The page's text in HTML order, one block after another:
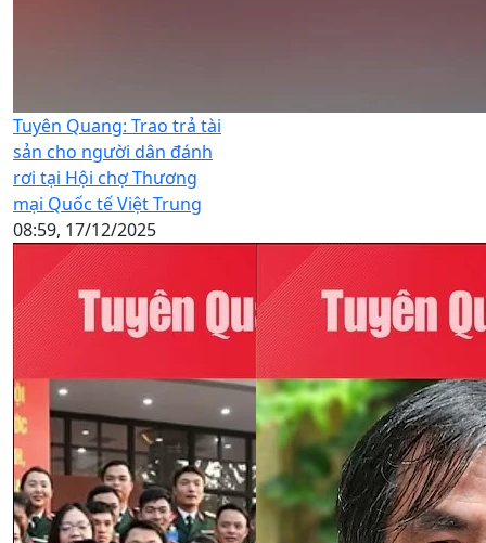
Tuyên Quang: Trao trả tài
sản cho người dân đánh
rơi tại Hội chợ Thương
mại Quốc tế Việt Trung
08:59, 17/12/2025